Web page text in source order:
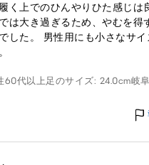
く上でのひんやりひた感じは
は大き過ぎるため、やむを得
した。 男性用にも小さなサ
60代以上 足のサイズ: 24.0cm岐